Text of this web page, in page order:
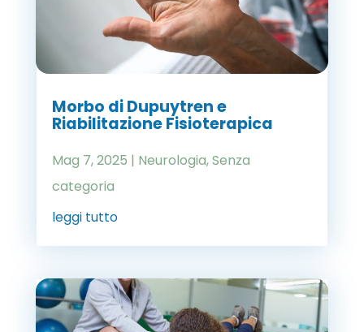
Morbo di Dupuytren e
Riabilitazione Fisioterapica
Mag 7, 2025 | Neurologia,Senza
categoria
leggi tutto